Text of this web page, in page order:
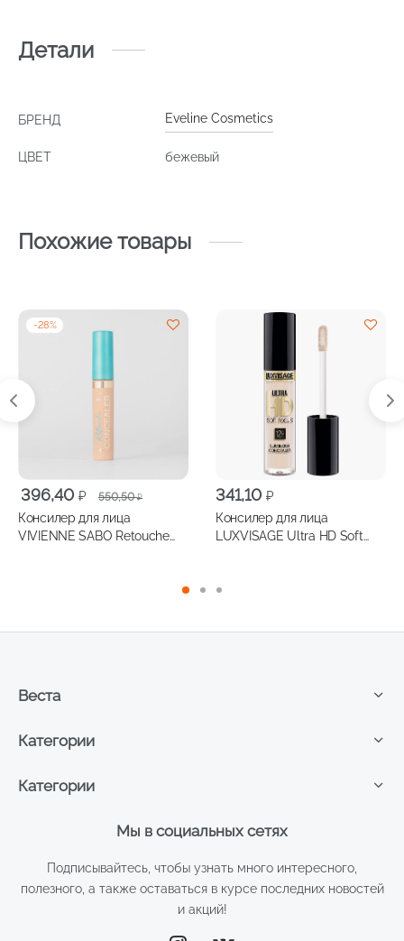
Детали
БРЕНД Eveline Cosmetics
ЦВЕТ бежевый
Похожие товары
-28%
550,50₽
Первоначальная
цена
составляла
396,40 ₽
Текущая
цена:
396,40 ₽.
Консилер для лица
VIVIENNE SABO Retouche
341,10 ₽
Консилер для лица
LUXVISAGE Ultra HD Soft
Мы в социальных сетях
Подписывайтесь, чтобы узнать много интересного,
полезного, а также оставаться в курсе последних новостей
и акций!
Категории
Категории
Веста